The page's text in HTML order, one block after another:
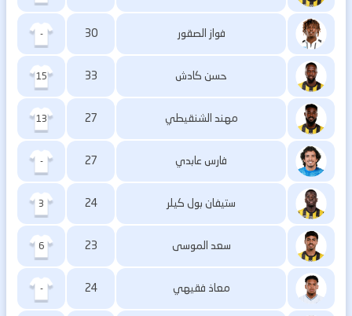
فواز الصقور 30
-
حسن كادش 33
15
مهند الشنقيطي 27
13
فارس عابدي 27
-
ستيفان بول كيلر 24
3
سعد الموسى 23
6
معاذ فقيهي 24
-